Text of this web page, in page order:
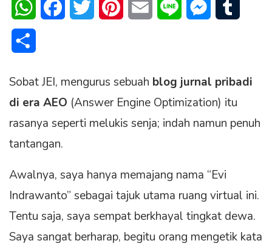
WhatsAppFacebookTwitter PinterestEmail Line Messenger
Sobat JEI, mengurus sebuah blog jurnal pribadi
di era AEO (Answer Engine Optimization) itu
rasanya seperti melukis senja; indah namun penuh
tantangan.
Awalnya, saya hanya memajang nama “Evi
Indrawanto” sebagai tajuk utama ruang virtual ini.
Tentu saja, saya sempat berkhayal tingkat dewa.
Saya sangat berharap, begitu orang mengetik kata